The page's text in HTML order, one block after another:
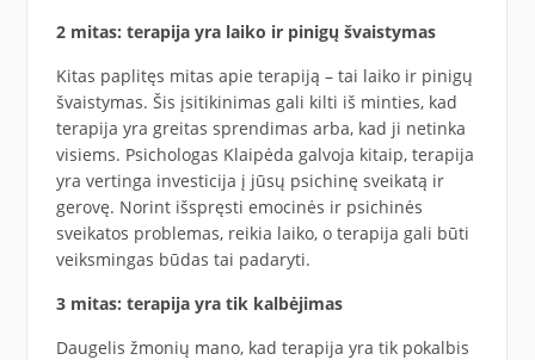
2 mitas: terapija yra laiko ir pinigų švaistymas
Kitas paplitęs mitas apie terapiją – tai laiko ir pinigų
švaistymas. Šis įsitikinimas gali kilti iš minties, kad
terapija yra greitas sprendimas arba, kad ji netinka
visiems. Psichologas Klaipėda galvoja kitaip, terapija
yra vertinga investicija į jūsų psichinę sveikatą ir
gerovę. Norint išspręsti emocinės ir psichinės
sveikatos problemas, reikia laiko, o terapija gali būti
veiksmingas būdas tai padaryti.
3 mitas: terapija yra tik kalbėjimas
Daugelis žmonių mano, kad terapija yra tik pokalbis